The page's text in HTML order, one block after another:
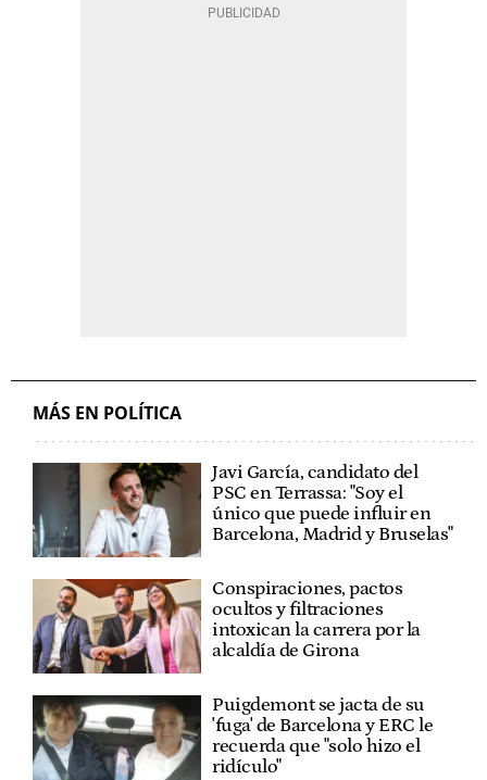
MÁS EN POLÍTICA
Javi García, candidato del
PSC en Terrassa: "Soy el
único que puede influir en
Barcelona, Madrid y Bruselas"
Conspiraciones, pactos
ocultos y filtraciones
intoxican la carrera por la
alcaldía de Girona
Puigdemont se jacta de su
'fuga' de Barcelona y ERC le
recuerda que "solo hizo el
ridículo"